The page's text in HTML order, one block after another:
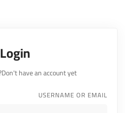
Login
Don't have an account yet?
USERNAME OR EMAIL